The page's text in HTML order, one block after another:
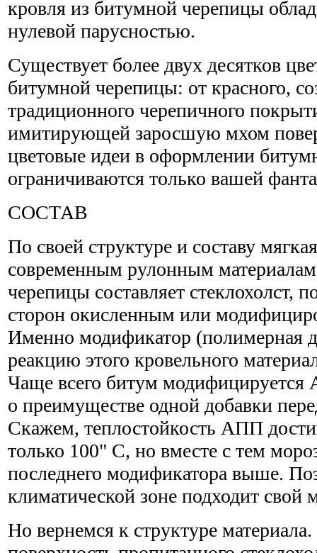
кровля из битумной черепицы
нулевой парусностью.
Существует более двух десятков
битумной черепицы: от красного,
традиционного черепичного
имитирующей заросшую мхом
цветовые идеи в оформлении
ограничиваются только вашей
СОСТАВ
По своей структуре и составу
современным рулонным
черепицы составляет стеклохолст,
сторон окисленным или
Именно модификатор (полимерная
реакцию этого кровельного
Чаще всего битум
о преимуществе одной добавки
Скажем, теплостойкость АПП
только 100" C, но вместе с тем
последнего модификатора выше.
климатической зоне подходит свой
Но вернемся к структуре